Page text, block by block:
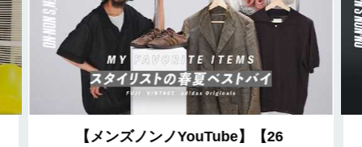
【メンズノンノYouTube】【26